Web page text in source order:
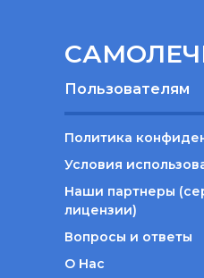
Пользователям
Политика
Условия
Наши партнеры
лицензии)
Вопросы и ответы
О Нас